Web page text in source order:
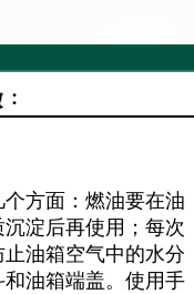
方面：燃油要在油
淀后再使用；每次
油箱空气中的水分
油箱端盖。使用手